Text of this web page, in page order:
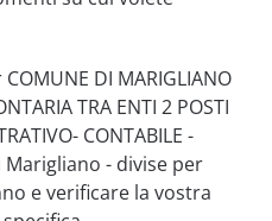
DI MARIGLIANO
TRA ENTI 2 POSTI
CONTABILE -
Marigliano - divise per
e verificare la vostra